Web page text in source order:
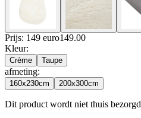
Prijs: 149 euro149.00
Kleur:
Crème Taupe
afmeting:
160x230cm 200x300cm
Dit product wordt niet thuis bezorgd